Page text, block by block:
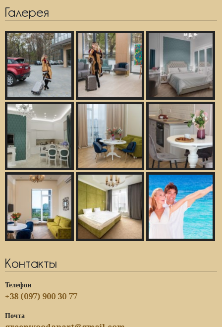
Галерея
Контакты
Телефон
+38 (097) 900 30 77
Почта